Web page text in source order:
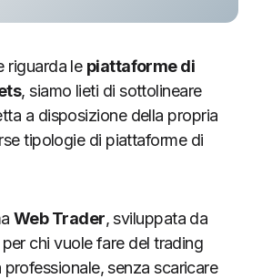
riguarda le piattaforme di
, siamo lieti di sottolineare
a disposizione della propria
tipologie di piattaforme di
Web Trader, sviluppata da
chi vuole fare del trading
professionale, senza scaricare